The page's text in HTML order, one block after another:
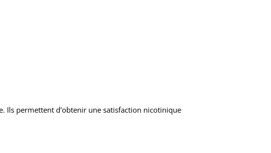
Ils permettent d'obtenir une satisfaction nicotinique